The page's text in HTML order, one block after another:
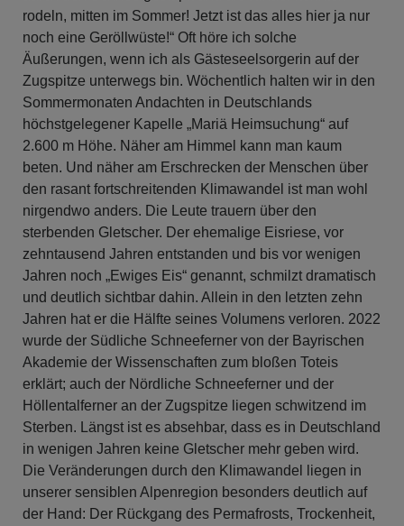
rodeln, mitten im Sommer! Jetzt ist das alles hier ja nur
noch eine Geröllwüste!“ Oft höre ich solche
Äußerungen, wenn ich als Gästeseelsorgerin auf der
Zugspitze unterwegs bin. Wöchentlich halten wir in den
Sommermonaten Andachten in Deutschlands
höchstgelegener Kapelle „Mariä Heimsuchung“ auf
2.600 m Höhe. Näher am Himmel kann man kaum
beten. Und näher am Erschrecken der Menschen über
den rasant fortschreitenden Klimawandel ist man wohl
nirgendwo anders. Die Leute trauern über den
sterbenden Gletscher. Der ehemalige Eisriese, vor
zehntausend Jahren entstanden und bis vor wenigen
Jahren noch „Ewiges Eis“ genannt, schmilzt dramatisch
und deutlich sichtbar dahin. Allein in den letzten zehn
Jahren hat er die Hälfte seines Volumens verloren. 2022
wurde der Südliche Schneeferner von der Bayrischen
Akademie der Wissenschaften zum bloßen Toteis
erklärt; auch der Nördliche Schneeferner und der
Höllentalferner an der Zugspitze liegen schwitzend im
Sterben. Längst ist es absehbar, dass es in Deutschland
in wenigen Jahren keine Gletscher mehr geben wird.
Die Veränderungen durch den Klimawandel liegen in
unserer sensiblen Alpenregion besonders deutlich auf
der Hand: Der Rückgang des Permafrosts, Trockenheit,